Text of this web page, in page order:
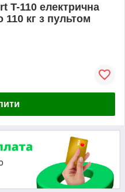
T-110 електрична
кг з пультом